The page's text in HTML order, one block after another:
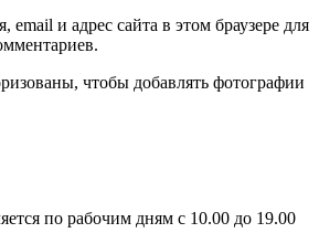
email и адрес сайта в этом браузере для
чтобы добавлять фотографии
по рабочим дням с 10.00 до 19.00